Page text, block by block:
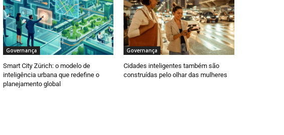
Governança
Smart City Zürich: o modelo de
inteligência urbana que redefine o
planejamento global
Governança
Cidades inteligentes também são
construídas pelo olhar das mulheres